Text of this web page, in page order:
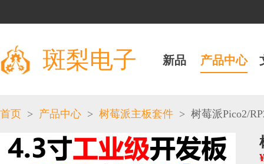
斑梨电子 新品 产品中心
首页 > 产品中心 > 树莓派主板套件 > 树莓派Pico2/